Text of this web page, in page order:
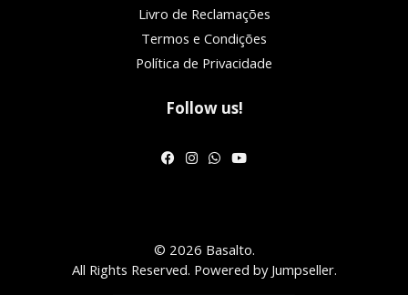
Livro de Reclamações
Termos e Condições
Política de Privacidade
Follow us!
© 2026 Basalto.
All Rights Reserved. Powered by Jumpseller.